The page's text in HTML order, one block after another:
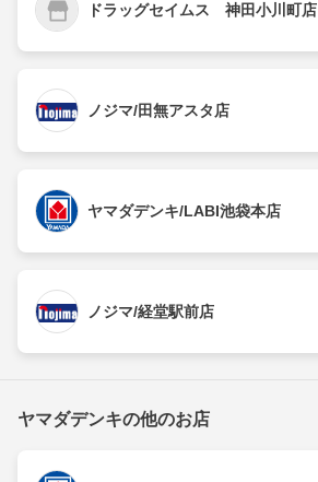
ドラッグセイムス 神田小川町店
ノジマ/田無アスタ店
ヤマダデンキ/LABI池袋本店
ノジマ/経堂駅前店
ヤマダデンキの他のお店